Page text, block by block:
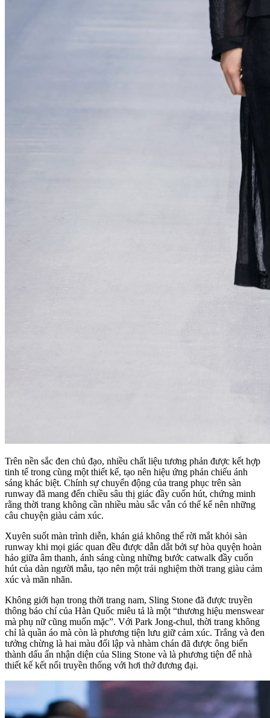
Trên nền sắc đen chủ đạo, nhiều chất liệu tương phản được kết hợp
tinh tế trong cùng một thiết kế, tạo nên hiệu ứng phản chiếu ánh
sáng khác biệt. Chính sự chuyển động của trang phục trên sàn
runway đã mang đến chiều sâu thị giác đầy cuốn hút, chứng minh
rằng thời trang không cần nhiều màu sắc vẫn có thể kể nên những
câu chuyện giàu cảm xúc.
Xuyên suốt màn trình diễn, khán giả không thể rời mắt khỏi sàn
runway khi mọi giác quan đều được dẫn dắt bởi sự hòa quyện hoàn
hảo giữa âm thanh, ánh sáng cùng những bước catwalk đầy cuốn
hút của dàn người mẫu, tạo nên một trải nghiệm thời trang giàu cảm
xúc và mãn nhãn.
Không giới hạn trong thời trang nam, Sling Stone đã được truyền
thông báo chí của Hàn Quốc miêu tả là một “thương hiệu menswear
mà phụ nữ cũng muốn mặc”. Với Park Jong-chul, thời trang không
chỉ là quần áo mà còn là phương tiện lưu giữ cảm xúc. Trắng và đen
tưởng chừng là hai màu đối lập và nhàm chán đã được ông biến
thành dấu ấn nhận diện của Sling Stone và là phương tiện để nhà
thiết kế kết nối truyền thống với hơi thở đương đại.